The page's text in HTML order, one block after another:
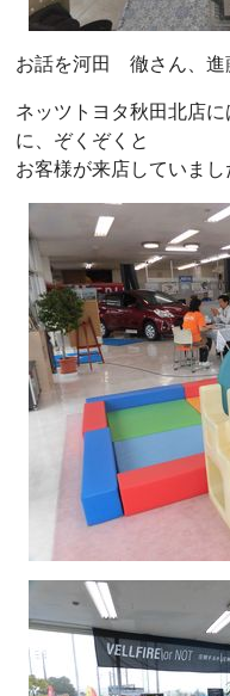
お話を河田 徹さん、進
ネッツトヨタ秋田北店
に、ぞくぞくと
お客様が来店していまし